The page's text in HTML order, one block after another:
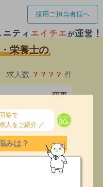
採用ご担当者様へ
栄養士の
求人数 ？？？？ 件
変更
休育休制度有
答で
人をご紹介 ／
みは？